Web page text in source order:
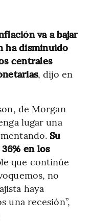
va a bajar
ha disminuido
centrales
, dijo en
de Morgan
lugar una
Su
en los
que continúe
no
haya
una recesión”,